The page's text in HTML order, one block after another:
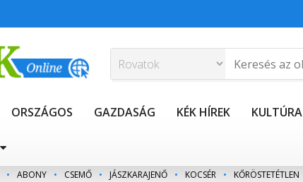
ORSZÁGOS GAZDASÁG KÉK HÍREK KULTÚRA
• ABONY • CSEMŐ • JÁSZKARAJENŐ • KOCSÉR • KŐRÖSTETÉTLEN